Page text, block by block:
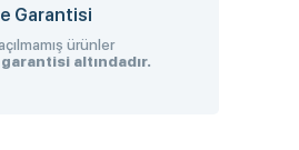
Garantisi
ürünler
altındadır.